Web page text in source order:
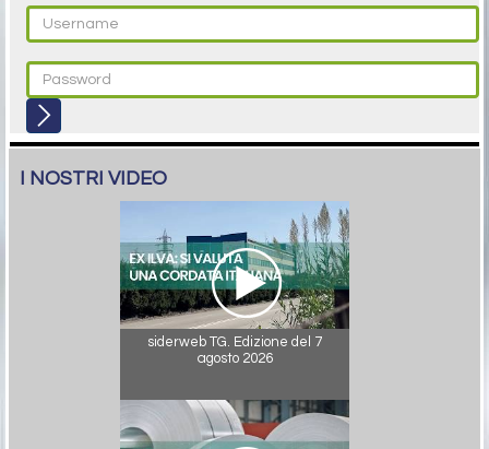
I NOSTRI VIDEO
siderweb TG. Edizione del 7
agosto 2026